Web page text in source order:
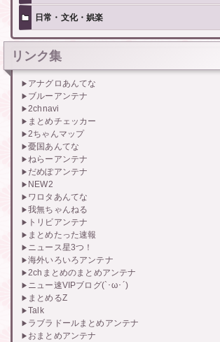
日常・文化・娯楽
リンク集
アナグロあんてな
ブルーアンテナ
2chnavi
まとめチェッカー
2ちゃんマップ
憂国あんてな
ねらーアンテナ
だめぽアンテナ
NEW2
ワロタあんてな
我無ちゃんねる
トリビアンテナ
まとめたった速報
ニュース星3つ！
海外いろいろアンテナ
2chまとめのまとめアンテナ
ニュー速VIPブログ(`･ω･´)
まとめるZ
Talk
ラブラドールまとめアンテナ
おまとめアンテナ